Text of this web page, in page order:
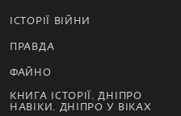
ІСТОРІЇ ВІЙНИ
ПРАВДА
ФАЙНО
КНИГА ІСТОРІЇ. ДНІПРО
НАВІКИ. ДНІПРО У ВІКАХ